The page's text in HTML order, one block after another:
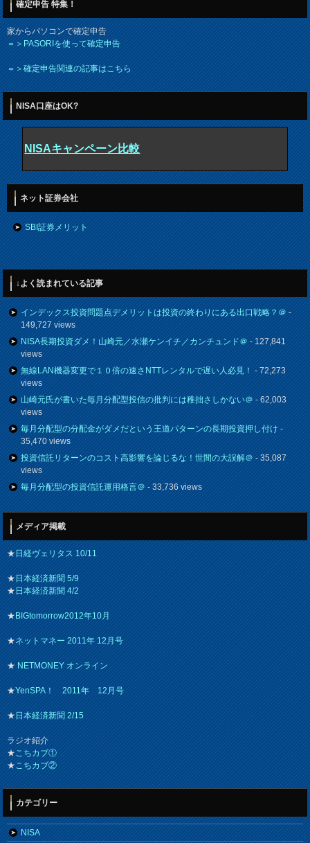
確定申告 特集！
家からパソコンで確定申告
＝＞PASORIを使って確定申告
＝＞確定申告関連の記事はこちら
NISA口座はOK?
NISAキャンペーン比較
ネット証券会社
SBI証券メリット
↓よく読まれている記事
インデックス投資問題点デメリットは投資の終わりにある出口戦略？＠-
149,727 views
NISA長期投資ダメ！山崎元／水瀬ケンイチ／カンチュンド＠- 127,841
views
無線LAN機器変更で１０倍の速さNTTレンタルで遅い人必見！- 72,273
views
山崎元氏が書いた毎月分配型投信の批判には稚拙さしかない＠- 62,003
views
毎月分配型の分配金がダメだという王道パターンの長期投資押し付け-
35,470 views
投資信託リターンのコスト高影響を論じるな！世間の大誤解＠- 35,087
views
毎月分配型の投資信託運用格言＠- 33,736 views
メディア掲載
★日経ヴェリタス 10/11
★日本経済新聞 5/9
★日本経済新聞 4/2
★BIGtomorrow2012年10月
★ネットマネー 2011年 12月号
★NETMONEY オンライン
★YenSPA！ 2011年 12月号
★日本経済新聞 2/15
ラジオ紹介
★こちカブ①
★こちカブ②
カテゴリー
NISA